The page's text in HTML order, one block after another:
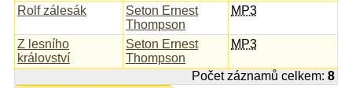
Rolf zálesák
Seton Ernest
Thompson
MP3
Z lesního
království
Seton Ernest
Thompson
MP3
Počet záznamů celkem: 8